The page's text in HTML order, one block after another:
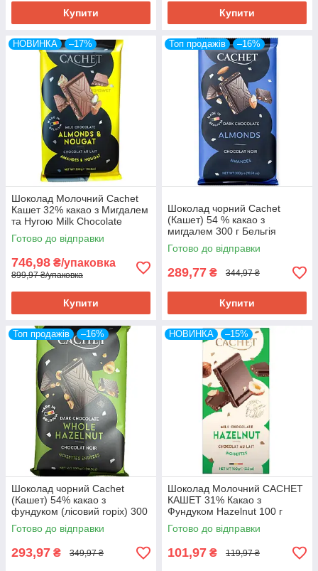
Купити Купити
НОВИНКА –17%
Шоколад Молочний Cachet
Кашет 32% какао з Мигдалем
та Нугою Milk Chocolate
Almonds & Nougat 300 г
Бельгія (3 шт/1 ящ)
Готово до відправки
746,98 ₴/упаковка
899,97 ₴/упаковка
Купити
Топ продажів –16%
Шоколад чорний Cachet
(Кашет) 54 % какао з
мигдалем 300 г Бельгія
Готово до відправки
289,77 ₴ 344,97 ₴
Купити
Топ продажів –16%
Шоколад чорний Cachet
(Кашет) 54% какао з
фундуком (лісовий горіх) 300
г Бельгія (опт 3 шт)
Готово до відправки
293,97 ₴ 349,97 ₴
НОВИНКА –15%
Шоколад Молочний CACHET
КАШЕТ 31% Какао з
Фундуком Hazelnut 100 г
Бельгія
Готово до відправки
101,97 ₴ 119,97 ₴